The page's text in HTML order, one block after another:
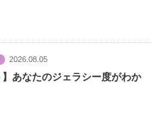
2026.08.05
】あなたのジェラシー度がわか